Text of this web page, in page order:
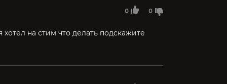
0 0
на стим что делать подскажите